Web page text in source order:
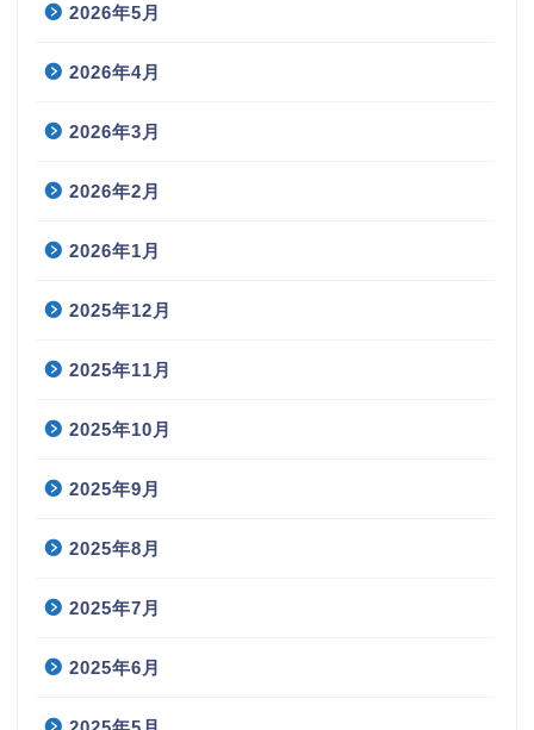
2026年5月
2026年4月
2026年3月
2026年2月
2026年1月
2025年12月
2025年11月
2025年10月
2025年9月
2025年8月
2025年7月
2025年6月